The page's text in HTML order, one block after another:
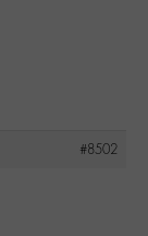
#8502